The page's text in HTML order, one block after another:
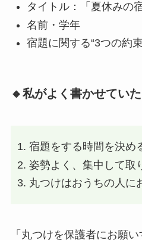
タイトル：「夏休みの
名前・学年
宿題に関する“3つの約
🔸私がよく書かせていた
宿題をする時間を決め
姿勢よく、集中して取
丸つけはおうちの人に
「丸つけを保護者にお願